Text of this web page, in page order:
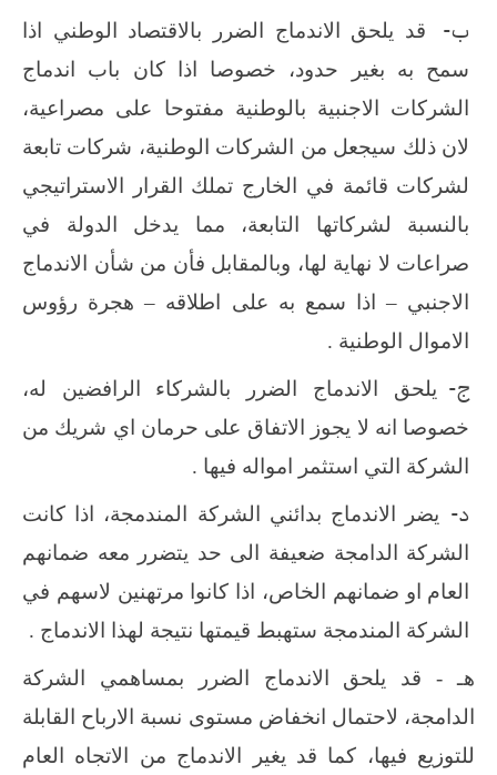
‌ب-
قد يلحق الاندماج الضرر بالاقتصاد الوطني اذا
سمح به بغير حدود، خصوصا اذا كان باب اندماج
الشركات الاجنبية بالوطنية مفتوحا على مصراعية،
لان ذلك سيجعل من الشركات الوطنية، شركات تابعة
لشركات قائمة في الخارج تملك القرار الاستراتيجي
بالنسبة لشركاتها التابعة، مما يدخل الدولة في
صراعات لا نهاية لها، وبالمقابل فأن من شأن الاندماج
الاجنبي – اذا سمع به على اطلاقه – هجرة رؤوس
الاموال الوطنية .
‌ج-
يلحق الاندماج الضرر بالشركاء الرافضين له،
خصوصا انه لا يجوز الاتفاق على حرمان اي شريك من
الشركة التي استثمر امواله فيها .
‌د-
يضر الاندماج بدائني الشركة المندمجة، اذا كانت
الشركة الدامجة ضعيفة الى حد يتضرر معه ضمانهم
العام او ضمانهم الخاص، اذا كانوا مرتهنين لاسهم في
الشركة المندمجة ستهبط قيمتها نتيجة لهذا الاندماج .
هـ - قد يلحق الاندماج الضرر بمساهمي الشركة
الدامجة، لاحتمال انخفاض مستوى نسبة الارباح القابلة
للتوزيع فيها، كما قد يغير الاندماج من الاتجاه العام